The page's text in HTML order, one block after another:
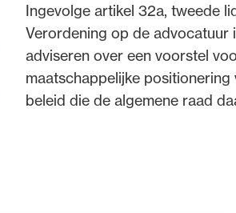
Ingevolge artikel 32a, tweede
Verordening op de advocatuur
adviseren over een voorstel
maatschappelijke
beleid die de algemene raad
advocatuur. Van de
op de advocatuur
(Roda).